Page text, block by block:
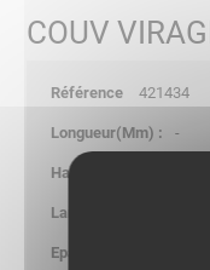
COUV
421434
-